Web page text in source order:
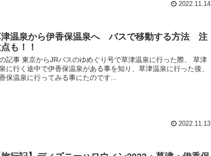
2022.11.14
津温泉から伊香保温泉へ バスで移動する方法 注
も！！
記事 東京からJRバスのゆめぐり号で草津温泉に行った際、 草津
に行く途中で伊香保温泉がある事を知り、草津温泉に行った後、
保温泉に行ってみる事にたのです...
2022.11.13